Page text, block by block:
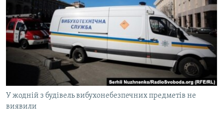
МУЛЬТИМЕДІА
ФОТО
СПЕЦПРОЄКТИ
ПОДКАСТИ
КРИМ РЕАЛІЇ
РУС
У жодній з будівель вибухонебезпечних предметів не
виявили